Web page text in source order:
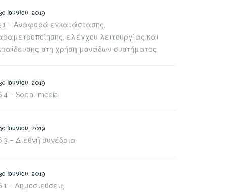
Ιουνίου, 2019
– Αναφορά εγκατάστασης,
ελέγχου λειτουργίας και
στη χρήση μονάδων συστήματος
Ιουνίου, 2019
– Social media
Ιουνίου, 2019
– Διεθνή συνέδρια
Ιουνίου, 2019
– Δημοσιεύσεις